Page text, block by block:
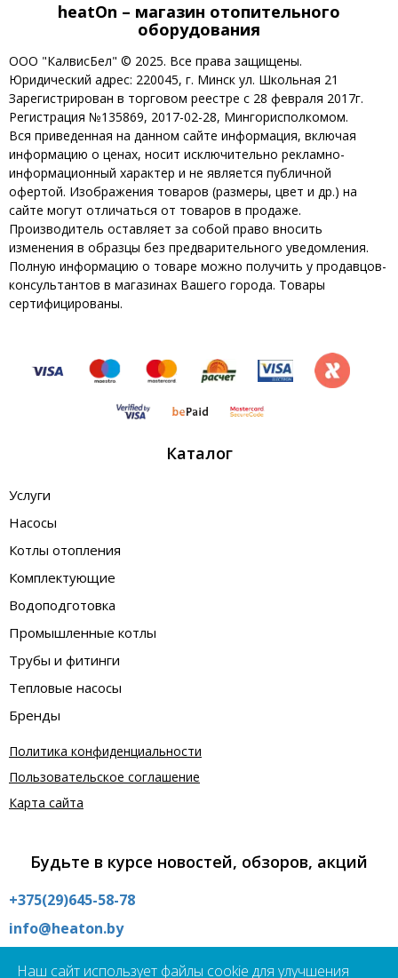
heatOn – магазин отопительного
оборудования
ООО "КалвисБел" © 2025. Все права защищены.
Юридический адрес: 220045, г. Минск ул. Школьная 21
Зарегистрирован в торговом реестре с 28 февраля 2017г.
Регистрация №135869, 2017-02-28, Мингорисполкомом.
Вся приведенная на данном сайте информация, включая
информацию о ценах, носит исключительно рекламно-
информационный характер и не является публичной
офертой. Изображения товаров (размеры, цвет и др.) на
сайте могут отличаться от товаров в продаже.
Производитель оставляет за собой право вносить
изменения в образцы без предварительного уведомления.
Полную информацию о товаре можно получить у продавцов-
консультантов в магазинах Вашего города. Товары
сертифицированы.
Каталог
Услуги
Насосы
Котлы отопления
Комплектующие
Водоподготовка
Промышленные котлы
Трубы и фитинги
Тепловые насосы
Бренды
Политика конфиденциальности
Пользовательское соглашение
Карта сайта
Будьте в курсе новостей, обзоров, акций
+375(29)645-58-78
info@heaton.by
Наш сайт использует файлы cookie для улучшения